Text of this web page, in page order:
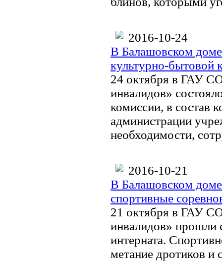
2016-10-24
В Балашовском
культурно-бытовой
24 октября в ГАУ
инвалидов»
комиссии, в состав
администрации
необходимости,
2016-10-21
В Балашовском
спортивные
21 октября в ГАУ
инвалидов» прошли
интерната.
метание дротиков и